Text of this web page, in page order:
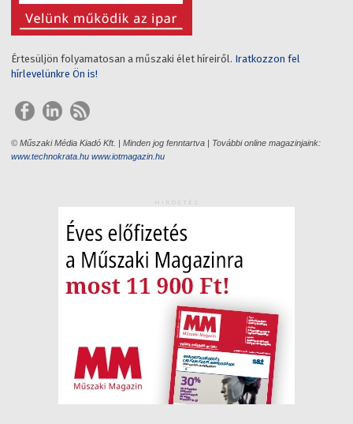
Értesüljön folyamatosan a műszaki élet híreiről. Iratkozzon fel
hírlevelünkre Ön is!
© Műszaki Média Kiadó Kft. | Minden jog fenntartva | További online magazinjaink:
www.technokrata.hu www.iotmagazin.hu
HIRDETÉS